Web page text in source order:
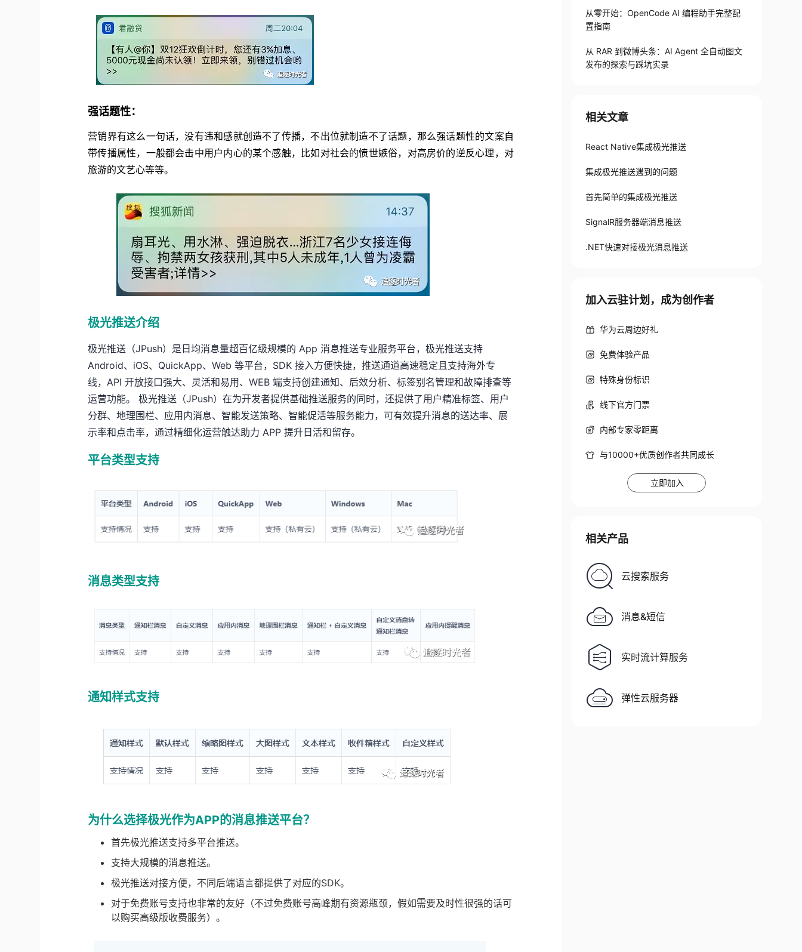
强话题性：
营销界有这么一句话，没有违和感就创造不了传播，不出位就制造不了话题，那么强话题性的文案自
带传播属性，一般都会击中用户内心的某个感触，比如对社会的愤世嫉俗，对高房价的逆反心理，对
旅游的文艺心等等。
极光推送介绍
极光推送（JPush）是日均消息量超百亿级规模的 App 消息推送专业服务平台，极光推送支持
Android、iOS、QuickApp、Web 等平台，SDK 接入方便快捷，推送通道高速稳定且支持海外专
线，API 开放接口强大、灵活和易用、WEB 端支持创建通知、后效分析、标签别名管理和故障排查等
运营功能。 极光推送（JPush）在为开发者提供基础推送服务的同时，还提供了用户精准标签、用户
分群、地理围栏、应用内消息、智能发送策略、智能促活等服务能力，可有效提升消息的送达率、展
示率和点击率，通过精细化运营触达助力 APP 提升日活和留存。
平台类型支持
消息类型支持
通知样式支持
为什么选择极光作为APP的消息推送平台？
首先极光推送支持多平台推送。
支持大规模的消息推送。
极光推送对接方便，不同后端语言都提供了对应的SDK。
对于免费账号支持也非常的友好（不过免费账号高峰期有资源瓶颈，假如需要及时性很强的话可
以购买高级版收费服务）。
从零开始：OpenCode AI 编程助手完整配
置指南
从 RAR 到微博头条：AI Agent 全自动图文
发布的探索与踩坑实录
相关文章
React Native集成极光推送
集成极光推送遇到的问题
首先简单的集成极光推送
SignalR服务器端消息推送
.NET快速对接极光消息推送
加入云驻计划，成为创作者
华为云周边好礼
免费体验产品
特殊身份标识
线下官方门票
内部专家零距离
与10000+优质创作者共同成长
立即加入
相关产品
云搜索服务
消息&短信
实时流计算服务
弹性云服务器